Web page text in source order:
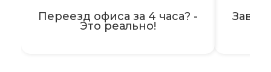
Переезд офиса за 4 часа? -
Это реально!